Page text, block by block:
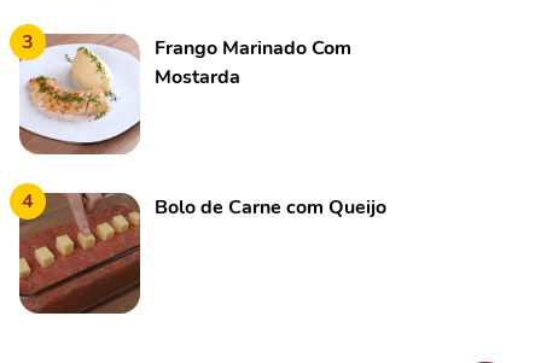
3
Frango Marinado Com
Mostarda
4 Bolo de Carne com Queijo